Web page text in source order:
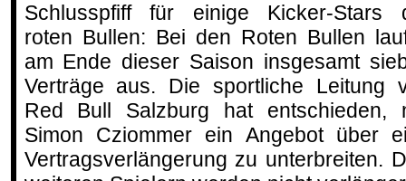
Schlusspfiff für einige Kicker-Stars
roten Bullen: Bei den Roten Bullen
am Ende dieser Saison insgesamt
Verträge aus. Die sportliche Leitung
Red Bull Salzburg hat entschieden,
Simon Cziommer ein Angebot über
Vertragsverlängerung zu unterbreiten.